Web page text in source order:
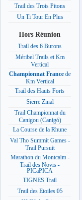
Trail des Trois Pitons
Un Ti Tour En Plus
Hors Réunion
Trail des 6 Burons
Méribel Trails et Km
Vertical
Championnat France de
Km Vertical
Trail des Hauts Forts
Sierre Zinal
Trail Championnat du
Canigou (Canigó)
La Course de la Rhune
Val Tho Summit Games -
Trail Pursuit
Marathon du Montcalm -
Trail des Novis -
PICaPICA
TIGNES Trail
Trail des Etoiles 05